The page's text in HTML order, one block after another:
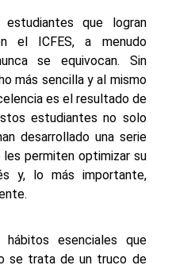
que logran
el ICFES, a menudo
se equivocan. Sin
más sencilla y al mismo
es el resultado de
estudiantes no solo
desarrollado una serie
permiten optimizar su
y, lo más importante,
esenciales que
se trata de un truco de